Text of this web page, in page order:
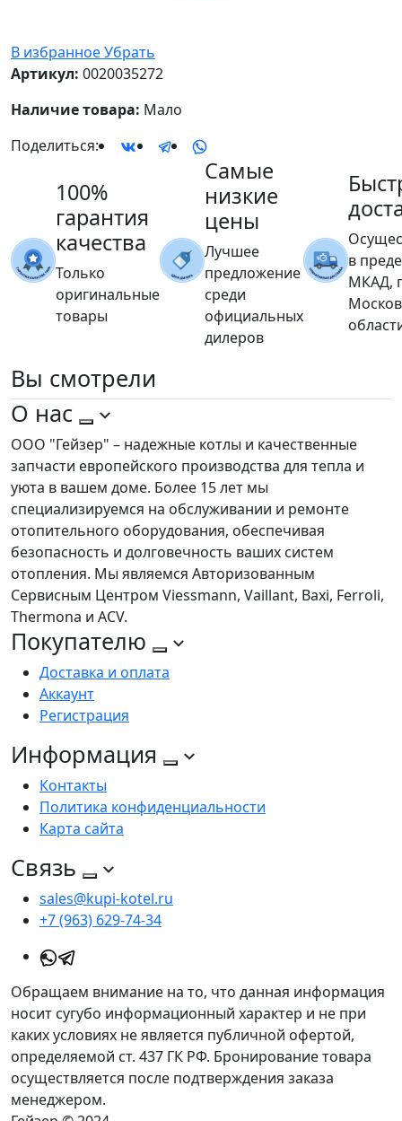
В избранноеУбрать
Артикул: 0020035272
Наличие товара: Мало
Поделиться:
100%
гарантия
качества
Только
оригинальные
товары
Самые
низкие
цены
Лучшее
предложение
среди
официальных
дилеров
в
МКАД,
Вы смотрели
О нас
ООО "Гейзер" – надежные котлы и качественные
запчасти европейского производства для тепла и
уюта в вашем доме. Более 15 лет мы
специализируемся на обслуживании и ремонте
отопительного оборудования, обеспечивая
безопасность и долговечность ваших систем
отопления. Мы являемся Авторизованным
Сервисным Центром Viessmann, Vaillant, Baxi, Ferroli,
Thermona и ACV.
Покупателю
Доставка и оплата
Аккаунт
Регистрация
Информация
Контакты
Политика конфиденциальности
Карта сайта
Связь
sales@kupi-kotel.ru
+7 (963) 629-74-34
Обращаем внимание на то, что данная информация
носит сугубо информационный характер и не при
каких условиях не является публичной офертой,
определяемой ст. 437 ГК РФ. Бронирование товара
осуществляется после подтверждения заказа
менеджером.